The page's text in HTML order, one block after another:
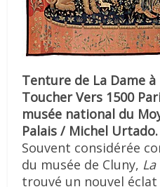
Tenture de La Dame
Toucher Vers 1500
musée national du
Palais / Michel Urtado.
Souvent considérée
du musée de Cluny,
trouvé un nouvel